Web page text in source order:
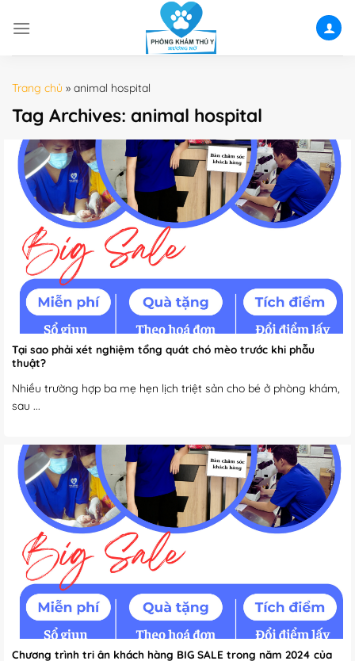
Trang chủ » animal hospital
Tag Archives: animal hospital
Tại sao phải xét nghiệm tổng quát chó mèo trước khi phẫu
thuật?
Nhiều trường hợp ba mẹ hẹn lịch triệt sản cho bé ở phòng khám,
sau ...
Chương trình tri ân khách hàng BIG SALE trong năm 2024 của